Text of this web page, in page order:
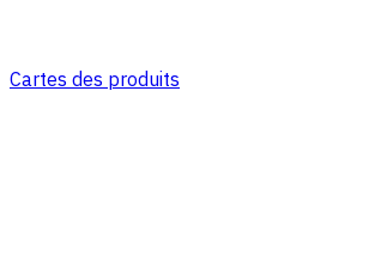
Cartes des produits